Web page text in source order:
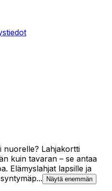
nuorelle? Lahjakortti
kuin tavaran – se antaa
Elämyslahjat lapsille ja
Näytä enemmän